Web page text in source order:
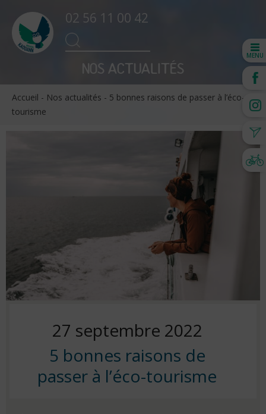
Search
for:
SEARCH
02 56 11 00 42
NOS ACTUALITÉS
MENU
Accueil - Nos actualités - 5 bonnes raisons de passer à l’éco-
tourisme
Posted
on
27 septembre 2022
5 bonnes raisons de
passer à l’éco-tourisme